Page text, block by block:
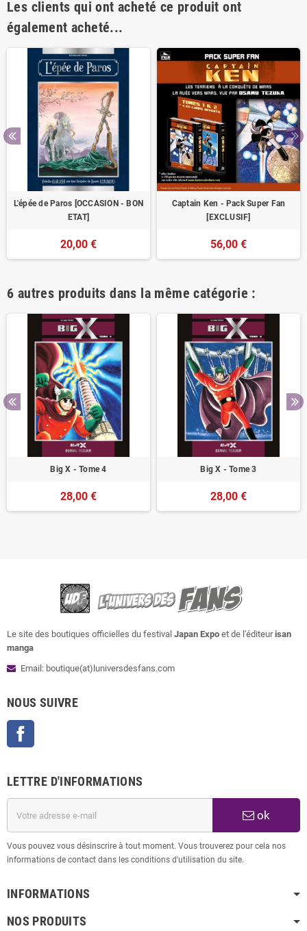
Les clients qui ont acheté ce produit ont
également acheté...
L'épée de Paros [OCCASION - BON
ETAT]
20,00 €
Captain Ken - Pack Super Fan
[EXCLUSIF]
56,00 €
6 autres produits dans la même catégorie :
Big X - Tome 4
28,00 €
Big X - Tome 3
28,00 €
Le site des boutiques officielles du festival Japan Expo et de l'éditeurisan
manga
Email: boutique(at)luniversdesfans.com
NOUS SUIVRE
LETTRE D'INFORMATIONS
ok
Vous pouvez vous désinscrire à tout moment. Vous trouverez pour cela nos
informations de contact dans les conditions d'utilisation du site.
INFORMATIONS
NOS PRODUITS